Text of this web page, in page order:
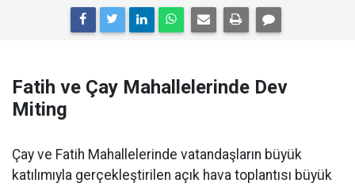
Fatih ve Çay Mahallelerinde Dev
Miting
Çay ve Fatih Mahallelerinde vatandaşların büyük
katılımıyla gerçekleştirilen açık hava toplantısı büyük